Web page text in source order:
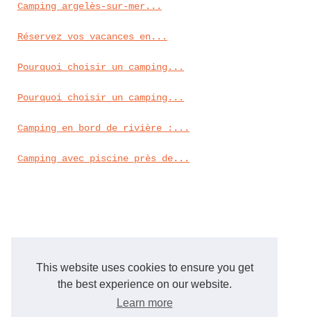
This website uses cookies to ensure you get
the best experience on our website.
Learn more
Camping argelès-sur-mer...
Réservez vos vacances en...
Pourquoi choisir un camping...
Pourquoi choisir un camping...
Camping en bord de rivière :...
Camping avec piscine près de...